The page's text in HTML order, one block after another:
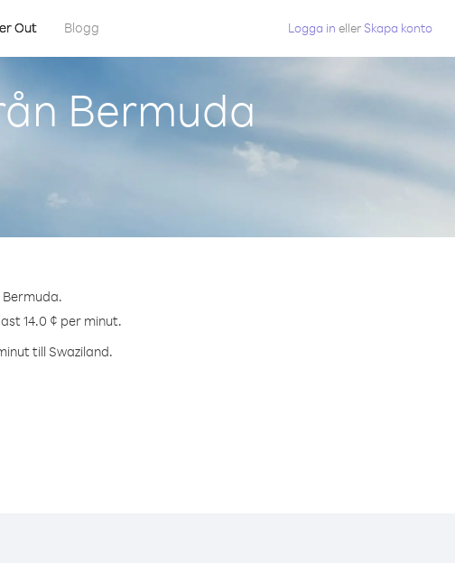
Out Blogg Logga in eller Skapa konto
Bermuda
14.0 ¢ per minut.
till Swaziland.